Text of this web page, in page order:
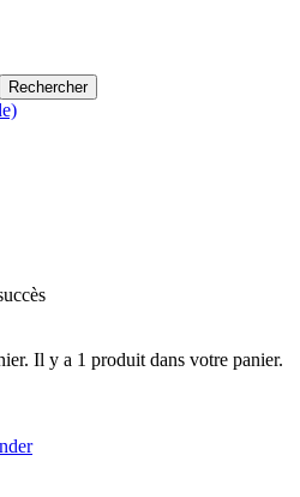
Rechercher
Il y a 1 produit dans votre panier.